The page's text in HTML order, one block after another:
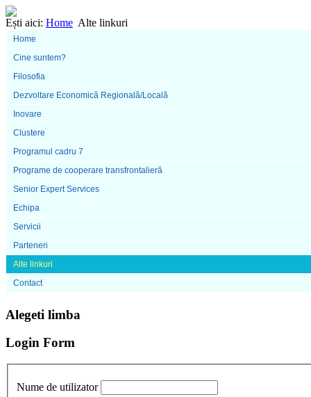
Ești aici: Home Alte linkuri
Home
Cine suntem?
Filosofia
Dezvoltare Economică Regională/Locală
Inovare
Clustere
Programul cadru 7
Programe de cooperare transfrontalieră
Senior Expert Services
Echipa
Servicii
Parteneri
Alte linkuri
Contact
Alegeti limba
Login Form
Nume de utilizator